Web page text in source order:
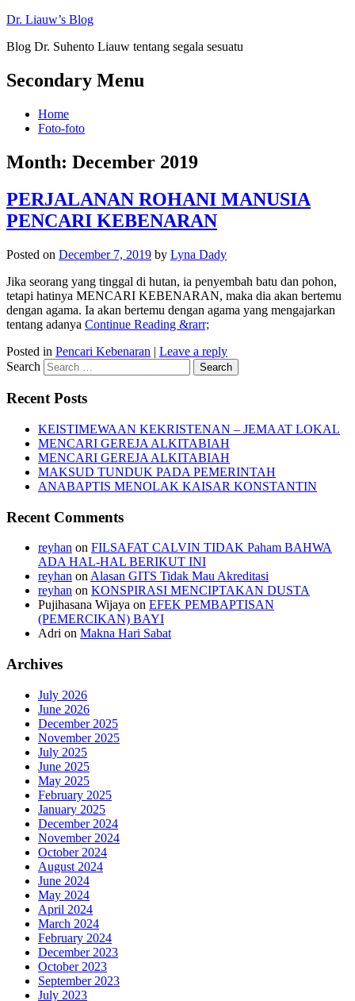
Dr. Liauw’s Blog
Blog Dr. Suhento Liauw tentang segala sesuatu
Secondary Menu
Home
Foto-foto
Month: December 2019
PERJALANAN ROHANI MANUSIA
PENCARI KEBENARAN
Posted on December 7, 2019 by Lyna Dady
Jika seorang yang tinggal di hutan, ia penyembah batu dan pohon,
tetapi hatinya MENCARI KEBENARAN, maka dia akan bertemu
dengan agama. Ia akan bertemu dengan agama yang mengajarkan
tentang adanya Continue Reading &rarr;
Posted in Pencari Kebenaran | Leave a reply
Search
Recent Posts
KEISTIMEWAAN KEKRISTENAN – JEMAAT LOKAL
MENCARI GEREJA ALKITABIAH
MENCARI GEREJA ALKITABIAH
MAKSUD TUNDUK PADA PEMERINTAH
ANABAPTIS MENOLAK KAISAR KONSTANTIN
Recent Comments
reyhan on FILSAFAT CALVIN TIDAK Paham BAHWA
ADA HAL-HAL BERIKUT INI
reyhan onAlasan GITS Tidak Mau Akreditasi
reyhan on KONSPIRASI MENCIPTAKAN DUSTA
Pujihasana Wijaya on EFEK PEMBAPTISAN
(PEMERCIKAN) BAYI
Adri on Makna Hari Sabat
Archives
July 2026
June 2026
December 2025
November 2025
July 2025
June 2025
May 2025
February 2025
January 2025
December 2024
November 2024
October 2024
August 2024
June 2024
May 2024
April 2024
March 2024
February 2024
December 2023
October 2023
September 2023
July 2023